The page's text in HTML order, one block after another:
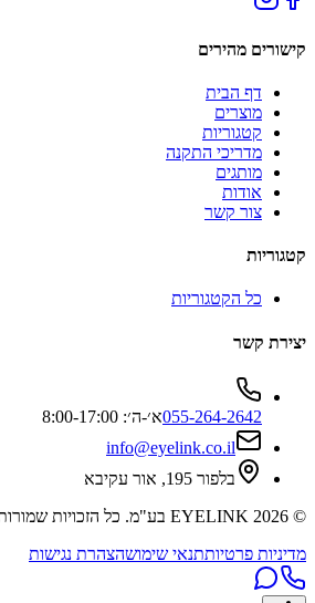
קישורים מהירים
דף הבית
מוצרים
קטגוריות
מדריכי התקנה
מותגים
אודות
צור קשר
קטגוריות
כל הקטגוריות
יצירת קשר
055-264-2642א׳-ה׳: 8:00-17:00
info@eyelink.co.il
בלפור 195, אור עקיבא
©
2026 EYELINK בע"מ
. כל הזכויות
מדיניות פרטיותתנאי שימושהצהרת נגישות